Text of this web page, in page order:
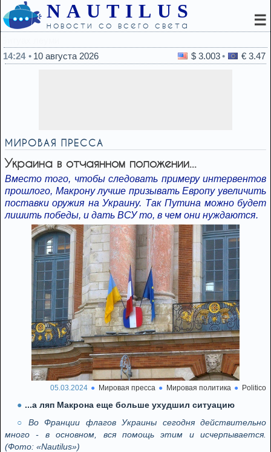
NAUTILUS
новости со всего света ☰
14:24
10 августа 2026 $ 3.003 € 3.47
МИРОВАЯ ПРЕССА
Украина в отчаянном положении...
Вместо того, чтобы следовать примеру интервентов
прошлого, Макрону лучше призывать Европу увеличить
поставки оружия на Украину. Так Путина можно будет
лишить победы, и дать ВСУ то, в чем они нуждаются.
05.03.2024 Мировая пресса Мировая политика Politico
...а ляп Макрона еще больше ухудшил ситуацию
Во Франции флагов Украины сегодня действительно
много - в основном, вся помощь этим и исчерпывается.
(Фото: «Nautilus»)